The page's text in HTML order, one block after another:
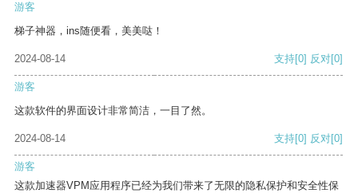
游客
梯子神器，ins随便看，美美哒！
2024-08-14 支持[0] 反对[0]
游客
这款软件的界面设计非常简洁，一目了然。
2024-08-14 支持[0] 反对[0]
游客
这款加速器VPM应用程序已经为我们带来了无限的隐私保护和安全性保